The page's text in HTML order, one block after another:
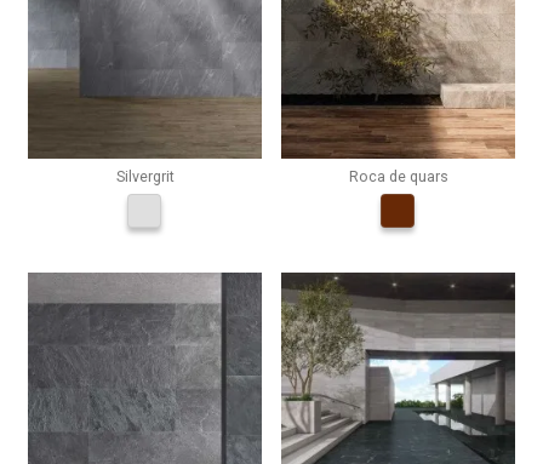
Silvergrit Roca de quars